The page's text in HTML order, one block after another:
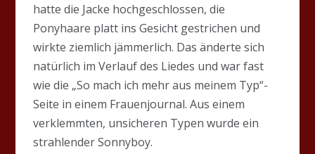
hatte die Jacke hochgeschlossen, die
Ponyhaare platt ins Gesicht gestrichen und
wirkte ziemlich jämmerlich. Das änderte sich
natürlich im Verlauf des Liedes und war fast
wie die „So mach ich mehr aus meinem Typ“-
Seite in einem Frauenjournal. Aus einem
verklemmten, unsicheren Typen wurde ein
strahlender Sonnyboy.